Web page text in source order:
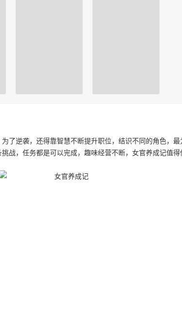
了逆袭，还得靠智慧不断提升职位，结识不同的角色，
战，任务都是可以完成，趣味经营不断，女官养成记值得